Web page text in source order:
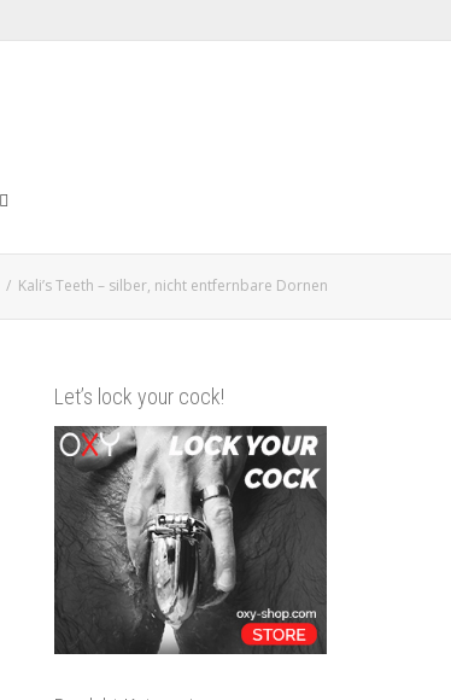
Kali’s Teeth – silber, nicht entfernbare Dornen
Let’s lock your cock!